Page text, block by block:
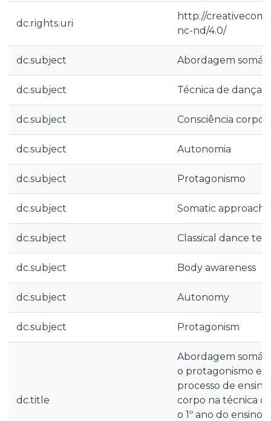
dc.rights.uri
http://
nc-nd/4.0/
dc.subject Abordagem
dc.subject Técnica de dança
dc.subject Consciência
dc.subject Autonomia
dc.subject Protagonismo
dc.subject Somatic approach
dc.subject Classical dance
dc.subject Body awareness
dc.subject Autonomy
dc.subject Protagonism
dc.title
Abordagem
o protagonismo e
processo de
corpo na técnica
o 1º ano do ensino